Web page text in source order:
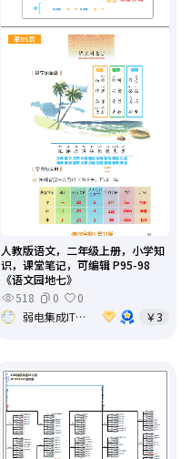
人教版语文，二年级上册，小学知
识，课堂笔记，可编辑 P95-98
《语文园地七》
518
0
0
弱电集成IT基础架构运维
￥3